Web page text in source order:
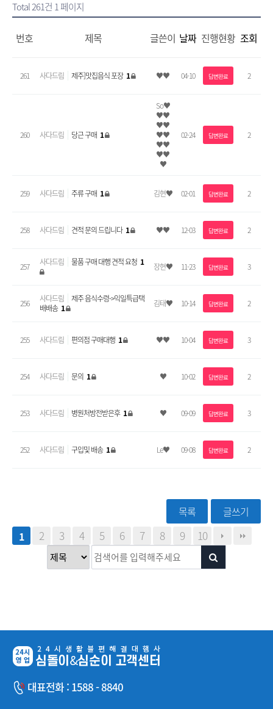
Total 261건 1 페이지
번호 제목 글쓴이 날짜 진행현황 조회
261 사다드림 제주]맛집음식 포장 1 ♥♥ 04-10 답변완료 2
260 사다드림 당근 구매 1
So♥
♥♥
♥♥
♥♥
♥♥
♥♥
♥
02-24 답변완료 2
259 사다드림 주류 구매 1 김현♥ 02-01 답변완료 2
258 사다드림 견적 문의 드립니다 1 ♥♥ 12-03 답변완료 2
257 사다드림 물품 구매 대행 견적 요청 1 장현♥ 11-23 답변완료 3
256 사다드림
제주 음식수령->익일특급택
배배송 1 김태♥ 10-14 답변완료 2
255 사다드림 편의점 구매대행 1 ♥♥ 10-04 답변완료 3
254 사다드림 문의 1 ♥ 10-02 답변완료 2
253 사다드림 병원처방전받은후 1 ♥ 09-09 답변완료 3
252 사다드림 구입및 배송 1 Le♥ 09-08 답변완료 2
목록
글쓰기
1
2 3 4 5 6 7 8 9 10
대표전화 : 1588 - 8840